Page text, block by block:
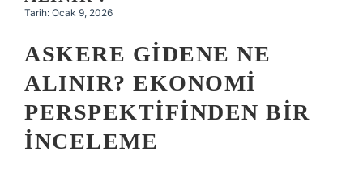
Tarih: Ocak 9, 2026
ASKERE GIDENE NE
ALINIR? EKONOMI
PERSPEKTIFINDEN BIR
İNCELEME